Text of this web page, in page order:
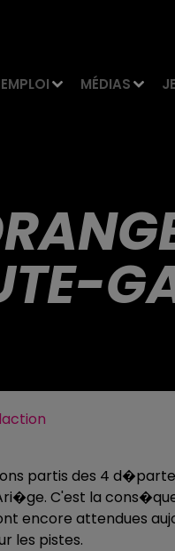
EMPLOI MÉDIAS
partis des 4
C'est la
encore attendues
les pistes.